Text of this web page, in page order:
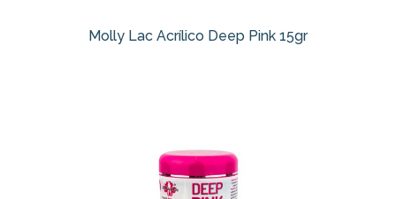
Molly Lac Acrílico Deep Pink 15gr